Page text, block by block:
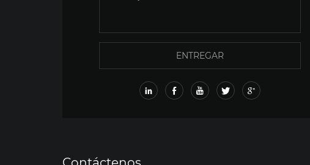
ENTREGAR